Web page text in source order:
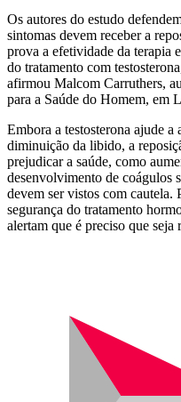
Os autores do estudo
sintomas devem receber a
prova a efetividade da terapia
do tratamento com
afirmou Malcom Carruthers,
para a Saúde do Homem, em
Embora a testosterona ajude a
diminuição da libido, a
prejudicar a saúde, como
desenvolvimento de coágulos
devem ser vistos com cautela.
segurança do tratamento
alertam que é preciso que seja